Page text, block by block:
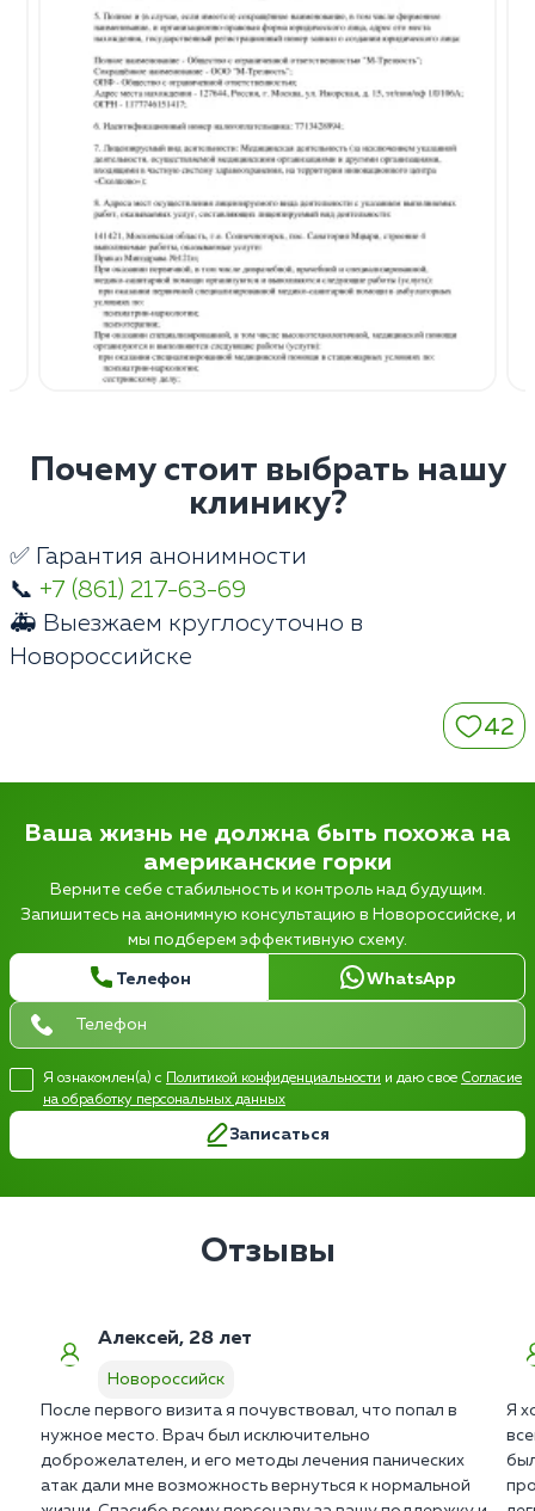
Почему стоит выбрать нашу
клинику?
✅ Гарантия анонимности
📞 +7 (861) 217-63-69
🚑 Выезжаем круглосуточно в
Новороссийске
42
Ваша жизнь не должна быть похожа на
американские горки
Верните себе стабильность и контроль над будущим.
Запишитесь на анонимную консультацию в Новороссийске, и
мы подберем эффективную схему.
Телефон WhatsApp
Я ознакомлен(а) с Политикой конфиденциальности и даю свое Согласие
на обработку персональных данных
Записаться
Отзывы
Алексей, 28 лет
Новороссийск
После первого визита я почувствовал, что попал в
нужное место. Врач был исключительно
доброжелателен, и его методы лечения панических
атак дали мне возможность вернуться к нормальной
Я